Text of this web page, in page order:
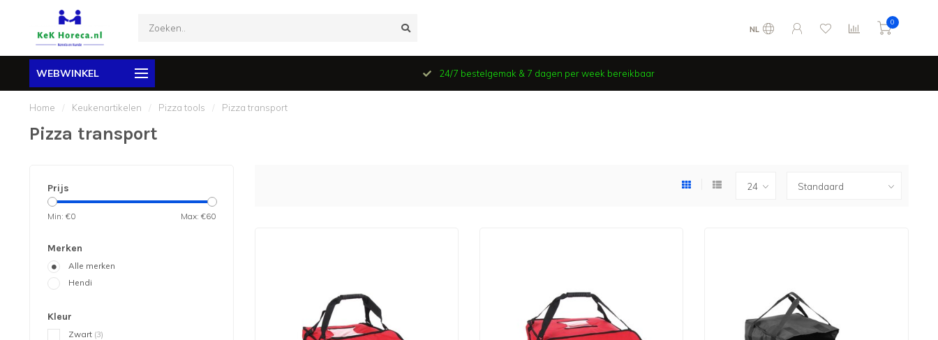
NL
0
WEBWINKEL 24/7 bestelgemak & 7 dagen per week bereikbaar
Home / Keukenartikelen / Pizza tools / Pizza transport
Pizza transport
Prijs
Min: €0 Max: €60
Merken
Alle merken
Hendi
Kleur
Zwart (3)